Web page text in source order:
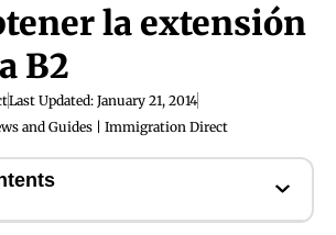
la extensión
B2
Last Updated: January 21, 2014
and Guides | Immigration Direct